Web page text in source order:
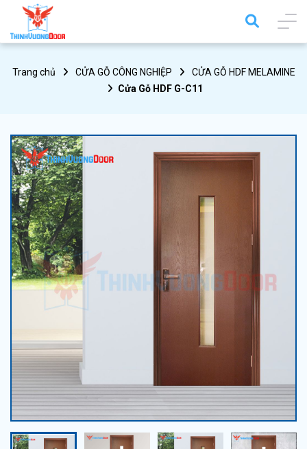
Trang chủ CỬA GỖ CÔNG NGHIỆP
CỬA GỖ HDF MELAMINE
Cửa Gỗ HDF G-C11